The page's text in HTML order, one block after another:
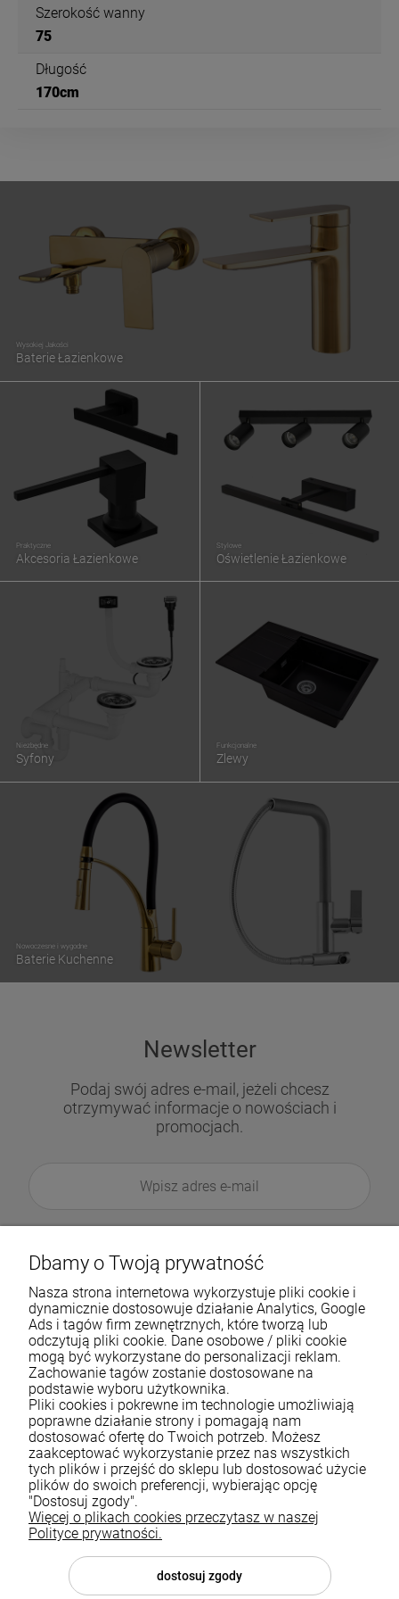
Szerokość wanny
75
Długość
170cm
Wysokiej Jakości
Baterie Łazienkowe
Praktyczne
Akcesoria Łazienkowe
Stylowe
Oświetlenie Łazienkowe
Nowoczesne i wygodne
Baterie Kuchenne
Niezbędne
Syfony
Funkcjonalne
Zlewy
Newsletter
Podaj swój adres e-mail, jeżeli chcesz
otrzymywać informacje o nowościach i
promocjach.
Pomoc
Moje konto
Płatności i dostawa
Informacje
Dbamy o Twoją prywatność
Nasza strona internetowa wykorzystuje pliki cookie i
dynamicznie dostosowuje działanie Analytics, Google
Ads i tagów firm zewnętrznych, które tworzą lub
odczytują pliki cookie. Dane osobowe / pliki cookie
mogą być wykorzystane do personalizacji reklam.
Zachowanie tagów zostanie dostosowane na
podstawie wyboru użytkownika.
Pliki cookies i pokrewne im technologie umożliwiają
poprawne działanie strony i pomagają nam
dostosować ofertę do Twoich potrzeb. Możesz
zaakceptować wykorzystanie przez nas wszystkich
tych plików i przejść do sklepu lub dostosować użycie
plików do swoich preferencji, wybierając opcję
"Dostosuj zgody".
Więcej o plikach cookies przeczytasz w naszej
Polityce prywatności.
dostosuj zgody